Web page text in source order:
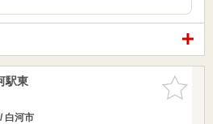
お気に入
りに追加
駅東
白河市